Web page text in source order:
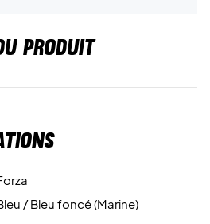
PRODUIT
/ Bleu foncé (Marine)